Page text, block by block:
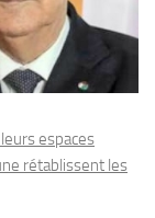
espaces
rétablissent les